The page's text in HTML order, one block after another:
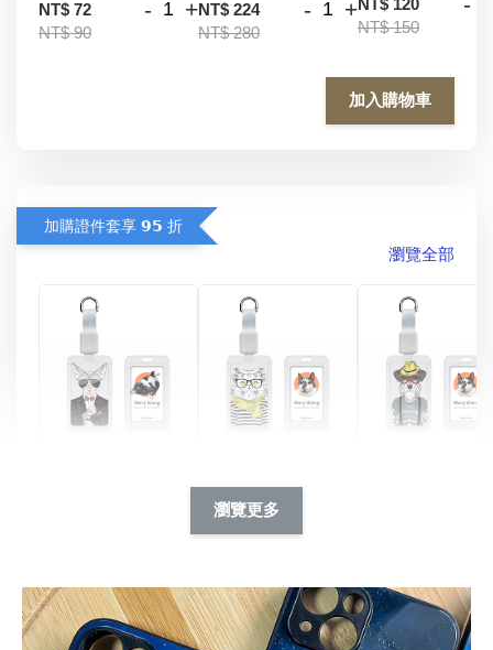
NT$ 72
NT$ 90
- +NT$ 224
NT$ 280
- +NT$ 120
NT$ 150
加入購物車
加購證件套享 𝟵𝟱 折
瀏覽全部
NT$ 214
NT$ 225
- +
件套(附伸縮卡扣)
CSAA05
NT$ 214
NT$ 225
- +NT$ 214
NT$ 225
-
瀏覽更多